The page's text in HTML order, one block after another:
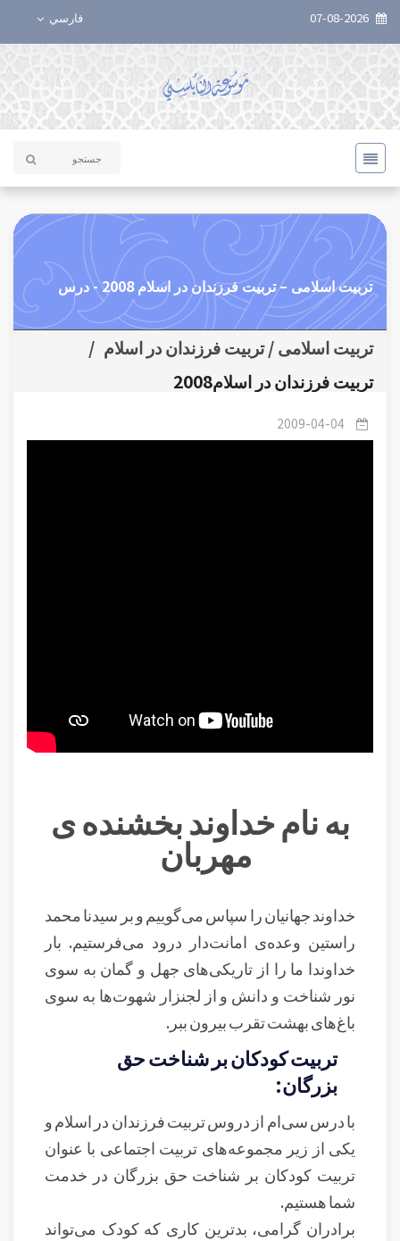
فارسي
تربيت اسلامی – تربيت فرزندان در اسلام 2008 - درس
تربیت اسلامی / تربیت فرزندان در اسلام /
تربیت فرزندان در اسلام2008
2009-04-04
به نام خداوند بخشنده ی
مهربان
خداوند جهانیان را سپاس می‌گوییم و بر سیدنا محمد
راستین وعده‌ی امانت‌دار درود می‌فرستیم. بار
خداوندا ما را از تاریکی‌های جهل و گمان به سوی
نور شناخت و دانش و از لجنزار شهوت‌ها به سوی
باغ‌های بهشت تقرب بیرون ببر.
تربیت کودکان بر شناخت حق
بزرگان:
با درس سی‌ام از دروس تربیت فرزندان در اسلام و
یکی از زیر مجموعه‌های تربیت اجتماعی با عنوان
تربیت کودکان بر شناخت حق بزرگان در خدمت
شما هستیم.
برادران گرامی، بدترین کاری که کودک می‌تواند